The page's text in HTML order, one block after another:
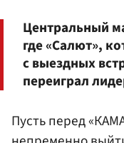
Центральный
где «Салют»,
с выездных
переиграл
Пусть перед